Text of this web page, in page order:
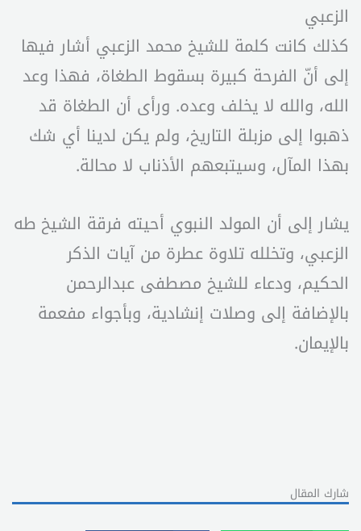
الزعبي
كذلك كانت كلمة للشيخ محمد الزعبي أشار فيها
إلى أنّ الفرحة كبيرة بسقوط الطغاة، فهذا وعد
الله، والله لا يخلف وعده. ورأى أن الطغاة قد
ذهبوا إلى مزبلة التاريخ، ولم يكن لدينا أي شك
بهذا المآل، وسيتبعهم الأذناب لا محالة.
يشار إلى أن المولد النبوي أحيته فرقة الشيخ طه
الزعبي، وتخلله تلاوة عطرة من آيات الذكر
الحكيم، ودعاء للشيخ مصطفى عبدالرحمن
بالإضافة إلى وصلات إنشادية، وبأجواء مفعمة
بالإيمان.
شارك المقال